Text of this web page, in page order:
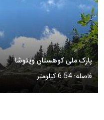
پارک ملی کوهستان ویتوشا
فاصله: 6.54 کیلومتر